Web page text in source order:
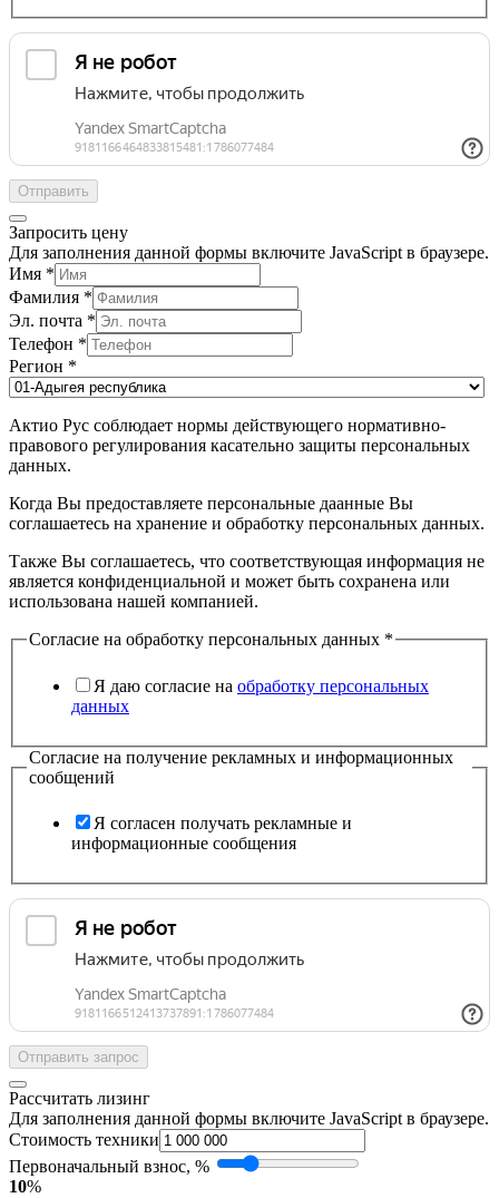
Отправить
Запросить цену
Для заполнения данной формы включите JavaScript в браузере.
Имя *
Фамилия *
Эл. почта *
Телефон *
Регион *
Актио Рус соблюдает нормы действующего нормативно-
правового регулирования касательно защиты персональных
данных.
Когда Вы предоставляете персональные даанные Вы
соглашаетесь на хранение и обработку персональных данных.
Также Вы соглашаетесь, что соответствующая информация не
является конфиденциальной и может быть сохранена или
использована нашей компанией.
Согласие на обработку персональных данных *
Я даю согласие на обработку персональных
данных
Согласие на получение рекламных и информационных
сообщений
Я согласен получать рекламные и
информационные сообщения
Отправить запрос
Рассчитать лизинг
Для заполнения данной формы включите JavaScript в браузере.
Стоимость техники
Первоначальный взнос, %
10%